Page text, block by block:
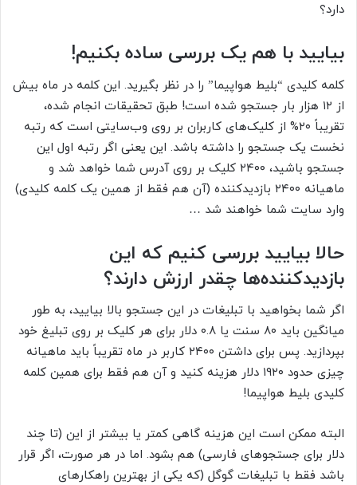
دارد؟
بیایید با هم یک بررسی ساده بکنیم!
کلمه کلیدی “بلیط هواپیما” را در نظر بگیرید. این کلمه در ماه بیش
از ۱۲ هزار بار جستجو شده است! طبق تحقیقات انجام شده،
تقریباً ۲۰% از کلیک‌های کاربران بر روی وب‌سایتی است که رتبه
نخست یک جستجو را داشته باشد. این یعنی اگر رتبه اول این
جستجو باشید، ۲۴۰۰ کلیک بر روی آدرس شما خواهد شد و
ماهیانه ۲۴۰۰ بازدیدکننده (آن هم فقط از همین یک کلمه کلیدی)
وارد سایت شما خواهند شد …
حالا بیایید بررسی کنیم که این
بازدیدکننده‌ها چقدر ارزش دارند؟
اگر شما بخواهید با تبلیغات در این جستجو بالا بیایید، به طور
میانگین باید ۸۰ سنت یا ۰.۸ دلار برای هر کلیک بر روی تبلیغ خود
بپردازید. پس برای داشتن ۲۴۰۰ کاربر در ماه تقریباً باید ماهیانه
چیزی حدود ۱۹۲۰ دلار هزینه کنید و آن هم فقط برای همین کلمه
کلیدی بلیط هواپیما!
البته ممکن است این هزینه گاهی کمتر یا بیشتر از این (تا چند
دلار برای جستجوهای فارسی) هم بشود. اما در هر صورت، اگر قرار
باشد فقط با تبلیغات گوگل (که یکی از بهترین راهکارهای